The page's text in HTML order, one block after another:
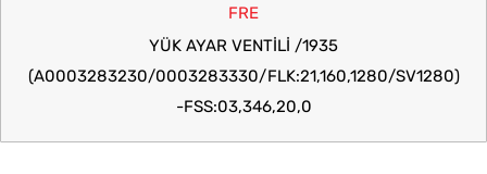
FRE
YÜK AYAR VENTİLİ /1935
(A0003283230/0003283330/FLK:21,160,1280/SV1280)
-FSS:03,346,20,0